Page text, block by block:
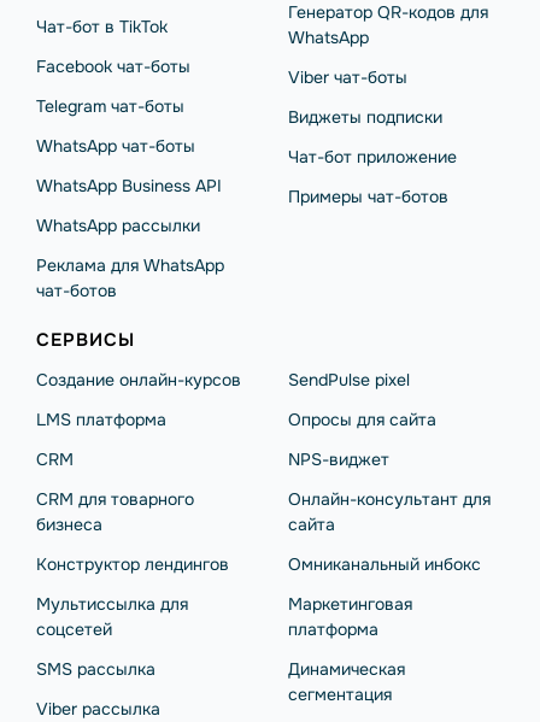
Чат-бот в TikTok
Facebook чат-боты
Telegram чат-боты
WhatsApp чат-боты
WhatsApp Business API
WhatsApp рассылки
Реклама для WhatsApp
чат-ботов
Генератор QR-кодов для
WhatsApp
Viber чат-боты
Виджеты подписки
Чат-бот приложение
Примеры чат-ботов
СЕРВИСЫ
Создание онлайн-курсов
LMS платформа
CRM
CRM для товарного
бизнеса
Конструктор лендингов
Мультиссылка для
соцсетей
SMS рассылка
Viber рассылка
SendPulse pixel
Опросы для сайта
NPS-виджет
Онлайн-консультант для
сайта
Омниканальный инбокс
Маркетинговая
платформа
Динамическая
сегментация